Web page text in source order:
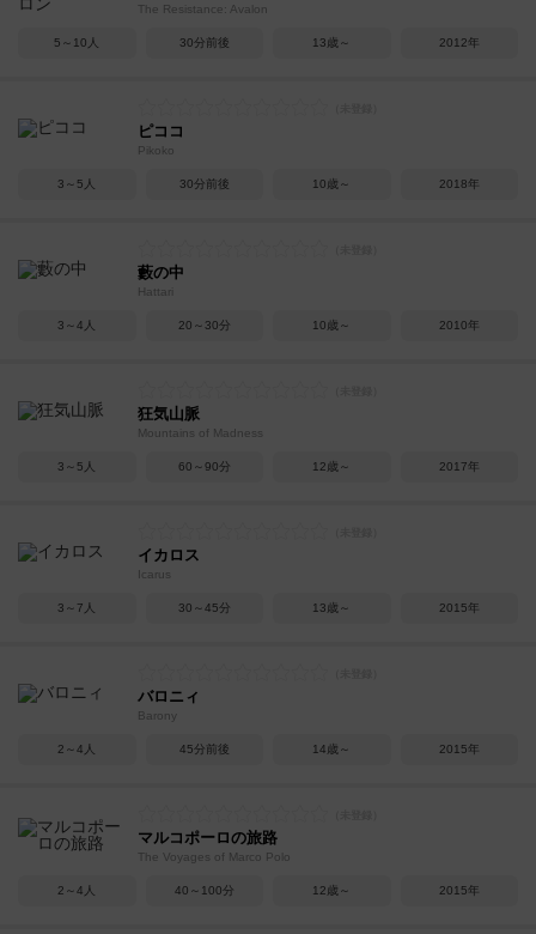
The Resistance: Avalon
5～10人 30分前後 13歳～ 2012年
ピココ
Pikoko
3～5人 30分前後 10歳～ 2018年
藪の中
Hattari
3～4人 20～30分 10歳～ 2010年
狂気山脈
Mountains of Madness
3～5人 60～90分 12歳～ 2017年
イカロス
Icarus
3～7人 30～45分 13歳～ 2015年
バロニィ
Barony
2～4人 45分前後 14歳～ 2015年
マルコポーロの旅路
The Voyages of Marco Polo
2～4人 40～100分 12歳～ 2015年